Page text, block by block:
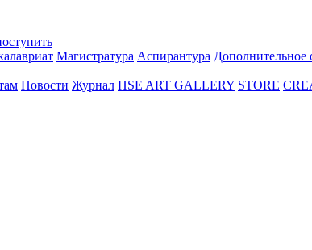
Магистратура Аспирантура Дополнительное
Новости Журнал HSE ART GALLERY STORE